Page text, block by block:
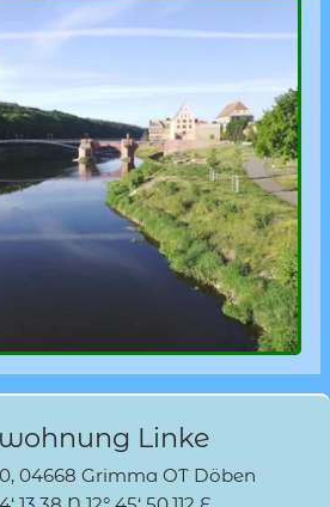
Linke
04668 Grimma OT Döben